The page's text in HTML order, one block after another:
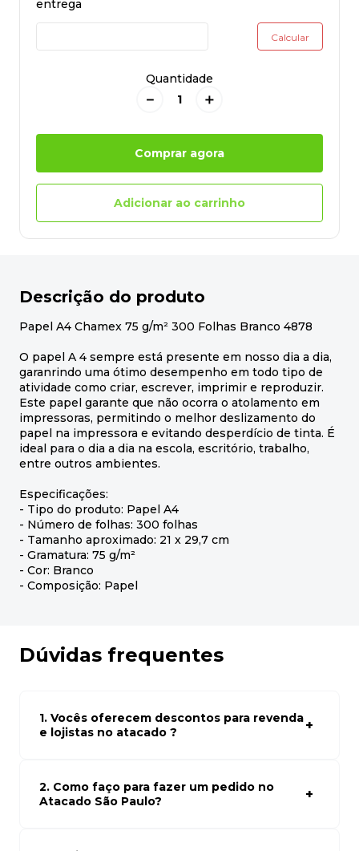
Quantidade
＋
－
Comprar agora
Adicionar ao carrinho
Descrição do produto
Papel A4 Chamex 75 g/m² 300 Folhas Branco 4878
O papel A 4 sempre está presente em nosso dia a dia,
garanrindo uma ótimo desempenho em todo tipo de
atividade como criar, escrever, imprimir e reproduzir.
Este papel garante que não ocorra o atolamento em
impressoras, permitindo o melhor deslizamento do
papel na impressora e evitando desperdício de tinta. É
ideal para o dia a dia na escola, escritório, trabalho,
entre outros ambientes.
Especificações:
- Tipo do produto: Papel A4
- Número de folhas: 300 folhas
- Tamanho aproximado: 21 x 29,7 cm
- Gramatura: 75 g/m²
- Cor: Branco
- Composição: Papel
Dúvidas frequentes
1. Vocês oferecem descontos para revenda
e lojistas no atacado ?
atacado empresas e compre com os melhores preços
para seu modelo de negócio
2. Como faço para fazer um pedido no
Atacado São Paulo?